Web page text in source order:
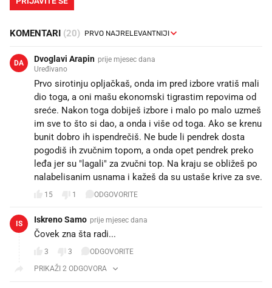
KOMENTARI (20)
DA Dvoglavi Arapin prije mjesec dana
Uređivano
Prvo sirotinju opljačkaš, onda im pred izbore vratiš mali
dio toga, a oni mašu ekonomski tigrastim repovima od
sreće. Nakon toga dobiješ izbore i malo po malo uzmeš
im sve to što si dao, a onda i više od toga. Ako se krenu
bunit dobro ih ispendrečiš. Ne bude li pendrek dosta
pogodiš ih zvučnim topom, a onda opet pendrek preko
leđa jer su "lagali" za zvučni top. Na kraju se obližeš po
nalabelisanim usnama i kažeš da su ustaše krive za sve.
15 1 ODGOVORITE
IS Iskreno Samo prije mjesec dana
Čovek zna šta radi...👌
3 3
ODGOVORITE
PRIKAŽI 2 ODGOVORA